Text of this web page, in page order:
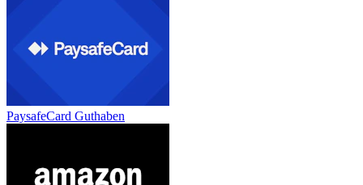
PaysafeCard Guthaben